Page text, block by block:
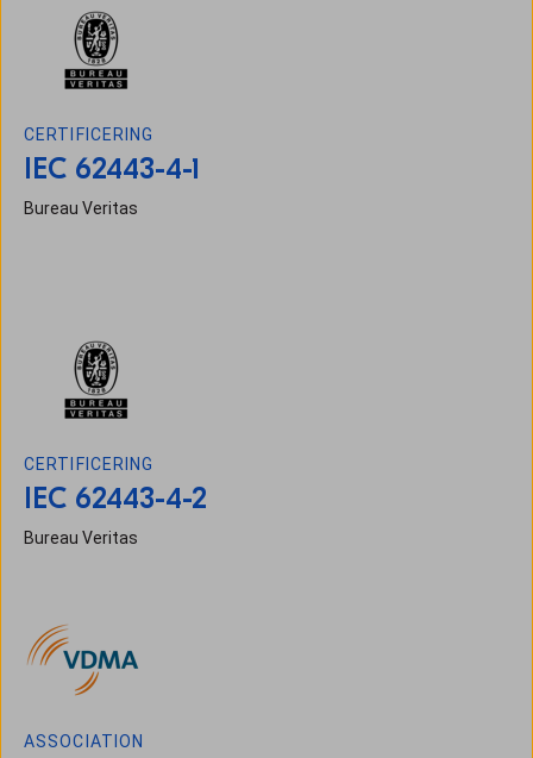
CERTIFICERING
IEC 62443-4-1
Bureau Veritas
CERTIFICERING
IEC 62443-4-2
Bureau Veritas
ASSOCIATION